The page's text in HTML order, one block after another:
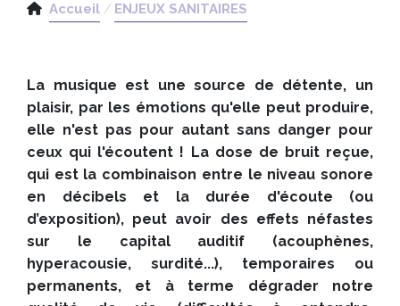
Accueil ENJEUX SANITAIRES
La musique est une source de détente, un
plaisir, par les émotions qu'elle peut produire,
elle n'est pas pour autant sans danger pour
ceux qui l'écoutent ! La dose de bruit reçue,
qui est la combinaison entre le niveau sonore
en décibels et la durée d'écoute (ou
d’exposition), peut avoir des effets néfastes
sur le capital auditif (acouphènes,
hyperacousie, surdité...), temporaires ou
permanents, et à terme dégrader notre